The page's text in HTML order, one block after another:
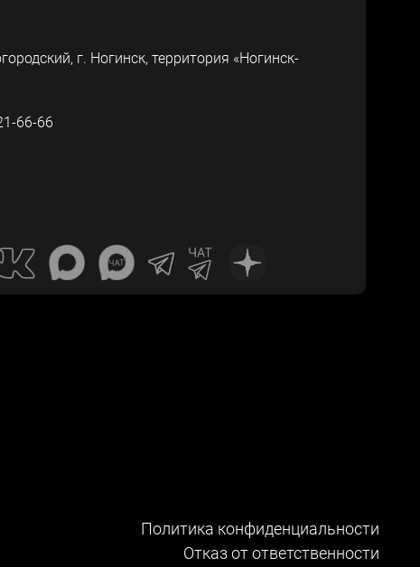
г. Ногинск, территория «Ногинск-
66-66
Политика конфиденциальности
Отказ от ответственности